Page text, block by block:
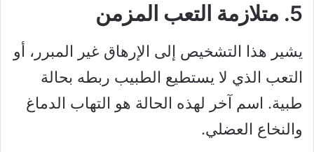
5. متلازمة التعب المزمن
يشير هذا التشخيص إلى الإرهاق غير المبرر، أو
التعب الذي لا يستطيع الطبيب ربطه بحالة
طبية. اسم آخر لهذه الحالة هو التهاب الدماغ
والنخاع العضلي.